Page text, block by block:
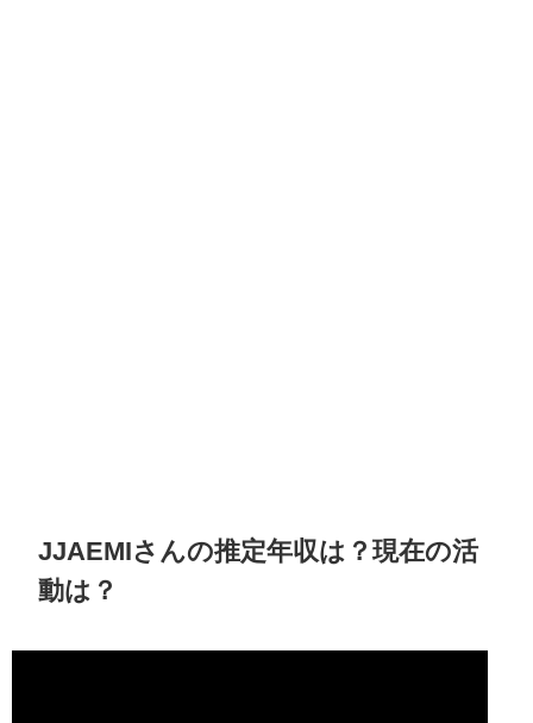
JJAEMIさんの推定年収は？現在の活
動は？